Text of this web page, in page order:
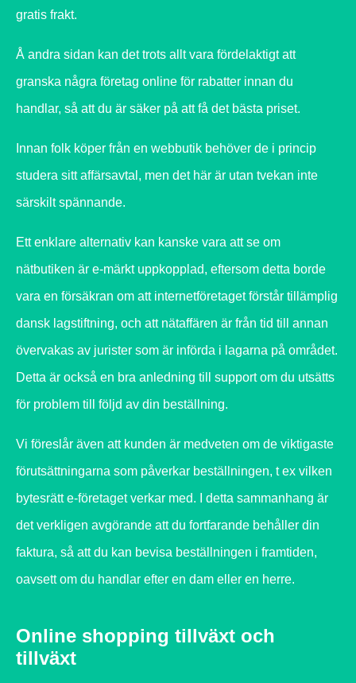
gratis frakt.
Å andra sidan kan det trots allt vara fördelaktigt att
granska några företag online för rabatter innan du
handlar, så att du är säker på att få det bästa priset.
Innan folk köper från en webbutik behöver de i princip
studera sitt affärsavtal, men det här är utan tvekan inte
särskilt spännande.
Ett enklare alternativ kan kanske vara att se om
nätbutiken är e-märkt uppkopplad, eftersom detta borde
vara en försäkran om att internetföretaget förstår tillämplig
dansk lagstiftning, och att nätaffären är från tid till annan
övervakas av jurister som är införda i lagarna på området.
Detta är också en bra anledning till support om du utsätts
för problem till följd av din beställning.
Vi föreslår även att kunden är medveten om de viktigaste
förutsättningarna som påverkar beställningen, t ex vilken
bytesrätt e-företaget verkar med. I detta sammanhang är
det verkligen avgörande att du fortfarande behåller din
faktura, så att du kan bevisa beställningen i framtiden,
oavsett om du handlar efter en dam eller en herre.
Online shopping tillväxt och
tillväxt